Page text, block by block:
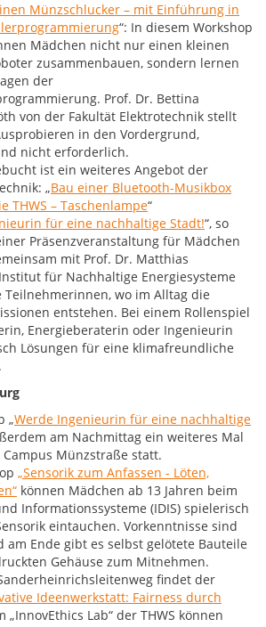
Münzschlucker – mit Einführung in
“: In diesem Workshop
Mädchen nicht nur einen kleinen
zusammenbauen, sondern lernen
der
Prof. Dr. Bettina
von der Fakultät Elektrotechnik stellt
in den Vordergrund,
nicht erforderlich.
ist ein weiteres Angebot der
„Bau einer Bluetooth-Musikbox
THWS – Taschenlampe“
für eine nachhaltige Stadt!“, so
Präsenzveranstaltung für Mädchen
mit Prof. Dr. Matthias
für Nachhaltige Energiesysteme
wo im Alltag die
entstehen. Bei einem Rollenspiel
Energieberaterin oder Ingenieurin
Lösungen für eine klimafreundliche
„Werde Ingenieurin für eine nachhaltige
am Nachmittag ein weiteres Mal
Münzstraße statt.
„Sensorik zum Anfassen - Löten,
können Mädchen ab 13 Jahren beim
Informationssysteme (IDIS) spielerisch
eintauchen. Vorkenntnisse sind
am Ende gibt es selbst gelötete Bauteile
Gehäuse zum Mitnehmen.
findet der
Ideenwerkstatt: Fairness durch
„InnovEthics Lab“ der THWS können